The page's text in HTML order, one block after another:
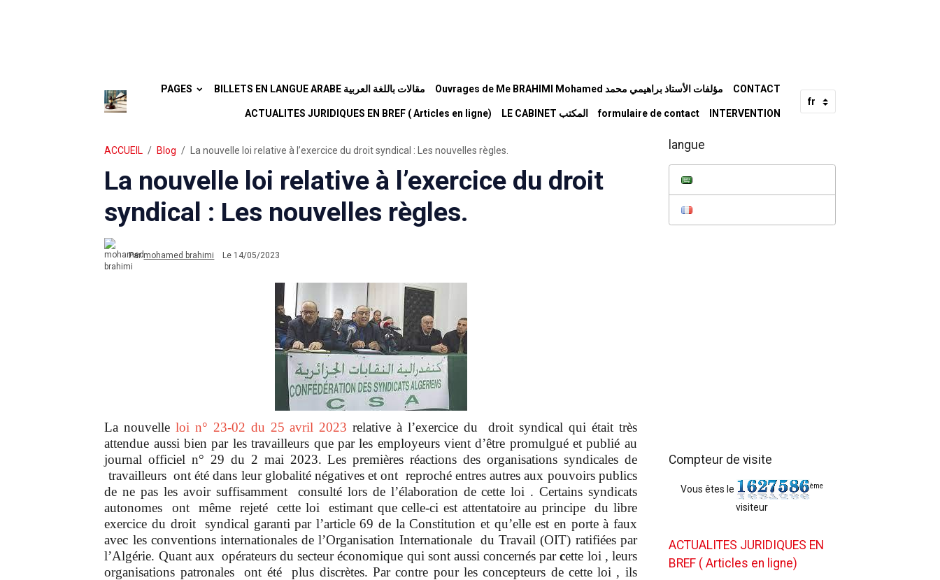
PAGES BILLETS EN LANGUE ARABE مقالات باللغة العربية Ouvrages de Me BRAHIMI Mohamed مؤلفات الأستاذ براهيمي محمد CONTACT
ACTUALITES JURIDIQUES EN BREF ( Articles en ligne) LE CABINET المكتب formulaire de contact INTERVENTION
ACCUEIL Blog La nouvelle loi relative à l’exercice du droit syndical : Les nouvelles règles.
La nouvelle loi relative à l’exercice du droit
syndical : Les nouvelles règles.
Parmohamed brahimi Le 14/05/2023
La nouvelleloi n° 23-02 du 25 avril 2023 relative à l’exercice du droit syndical qui était très
attendue aussi bien par les travailleurs que par les employeurs vient d’être promulgué et publié au
journal officiel n° 29 du 2 mai 2023. Les premières réactions des organisations syndicales de
travailleurs ont été dans leur globalité négatives et ont reproché entres autres aux pouvoirs publics
de ne pas les avoir suffisamment consulté lors de l’élaboration de cette loi . Certains syndicats
autonomes ont même rejeté cette loi estimant que celle-ci est attentatoire au principe du libre
exercice du droit syndical garanti par l’article 69 de la Constitution et qu’elle est en porte à faux
avec les conventions internationales de l’Organisation Internationale du Travail (OIT) ratifiées par
l’Algérie. Quant aux opérateurs du secteur économique qui sont aussi concernés parcette loi , leurs
organisations patronales ont été plus discrètes. Par contre pour les concepteurs de cette loi , ils
langue
Compteur de visite
Vous êtes le ème
visiteur
ACTUALITES JURIDIQUES EN
BREF ( Articles en ligne)